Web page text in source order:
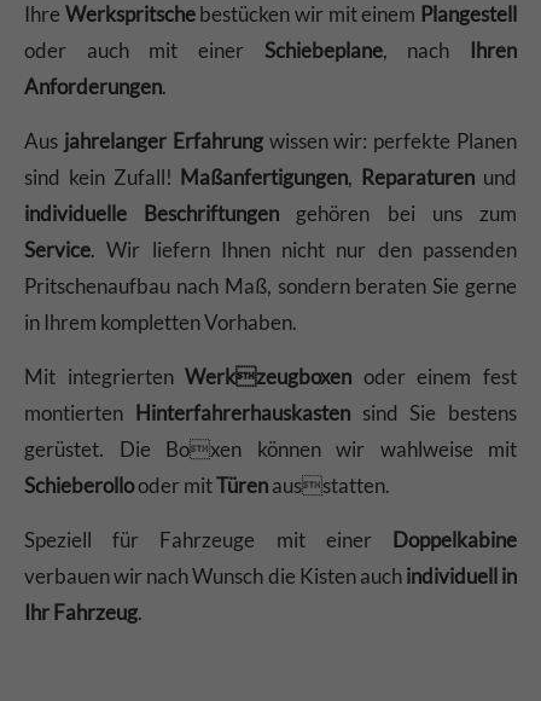
Ihre Werkspritschebestücken wir mit einem Plangestell
oder auch mit einer Schiebeplane, nach Ihren
Anforderungen.
Aus jahrelanger Erfahrungwissen wir: perfekte Planen
sind kein Zufall! Maßanfertigungen, Reparaturen und
individuelle Beschriftungen gehören bei uns zum
Service. Wir liefern Ihnen nicht nur den passenden
Pritschenaufbau nach Maß, sondern beraten Sie gerne
in Ihrem kompletten Vorhaben.
Mit integriertenWerkzeugboxen oder einem fest
montierten Hinterfahrerhauskastensind Sie bestens
gerüstet. Die Boxen können wir wahlweise mit
Schieberollooder mitTürenausstatten.
Speziell für Fahrzeuge mit einer Doppelkabine
verbauen wir nach Wunsch die Kisten auchindividuell in
Ihr Fahrzeug.